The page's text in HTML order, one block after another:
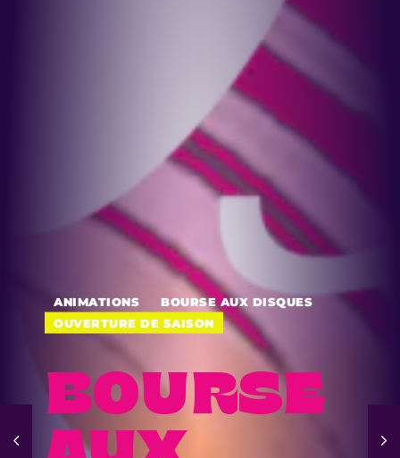
ANIMATIONS
BOURSE AUX DISQUES
OUVERTURE DE SAISON
BOURSE